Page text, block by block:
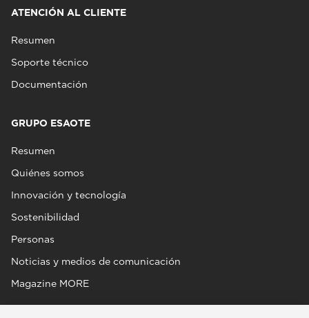
ATENCIÓN AL CLIENTE
Resumen
Soporte técnico
Documentación
GRUPO ESAOTE
Resumen
Quiénes somos
Innovación y tecnología
Sostenibilidad
Personas
Noticias y medios de comunicación
Magazine MORE